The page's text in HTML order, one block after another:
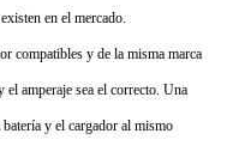
en el mercado.
compatibles y de la misma marca
el amperaje sea el correcto. Una
y el cargador al mismo